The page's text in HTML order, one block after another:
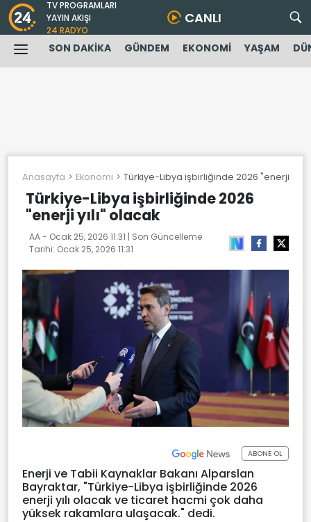
TV PROGRAMLARI
YAYIN AKIŞI
24 RADYO
CANLI
SON DAKİKA GÜNDEM EKONOMİ YAŞAM
Anasayfa Ekonomi Türkiye-Libya işbirliğinde 2026 "enerji yılı"
Türkiye-Libya işbirliğinde 2026
"enerji yılı" olacak
AA - Ocak 25, 2026 11:31 | Son Güncelleme
Tarihi: Ocak 25, 2026 11:31
ABONE OL
Enerji ve Tabii Kaynaklar Bakanı Alparslan
Bayraktar, "Türkiye-Libya işbirliğinde 2026
enerji yılı olacak ve ticaret hacmi çok daha
yüksek rakamlara ulaşacak." dedi.